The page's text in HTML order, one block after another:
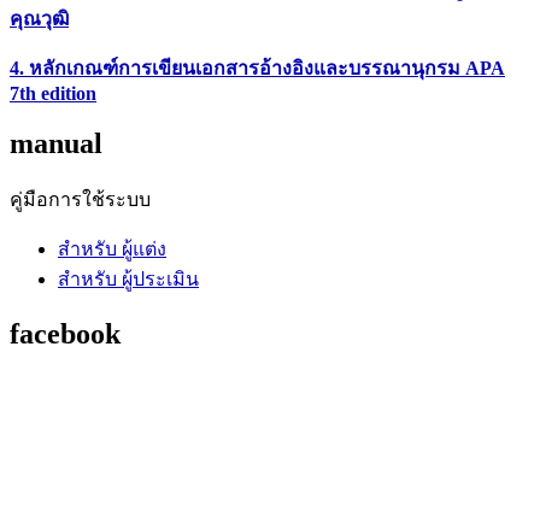
คุณวุฒิ
4. หลักเกณฑ์การเขียนเอกสารอ้างอิงและบรรณานุกรม APA
7th edition
manual
คู่มือการใช้ระบบ
สำหรับ ผู้แต่ง
สำหรับ ผู้ประเมิน
facebook